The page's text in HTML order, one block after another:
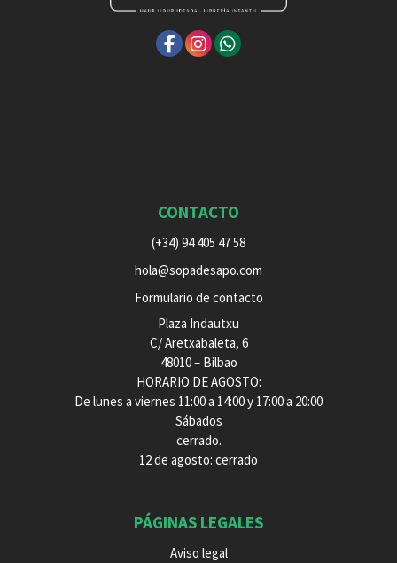
CONTACTO
(+34) 94 405 47 58
hola@sopadesapo.com
Formulario de contacto
Plaza Indautxu
C/ Aretxabaleta, 6
48010 – Bilbao
HORARIO DE AGOSTO:
De lunes a viernes 11:00 a 14:00 y 17:00 a 20:00
Sábados
cerrado.
12 de agosto: cerrado
PÁGINAS LEGALES
Aviso legal